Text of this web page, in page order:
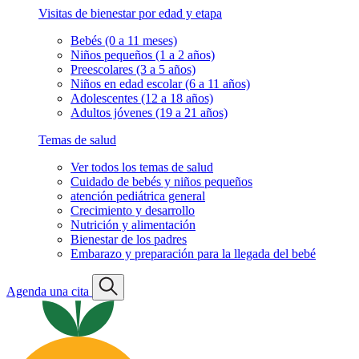
Visitas de bienestar por edad y etapa
Bebés (0 a 11 meses)
Niños pequeños (1 a 2 años)
Preescolares (3 a 5 años)
Niños en edad escolar (6 a 11 años)
Adolescentes (12 a 18 años)
Adultos jóvenes (19 a 21 años)
Temas de salud
Ver todos los temas de salud
Cuidado de bebés y niños pequeños
atención pediátrica general
Crecimiento y desarrollo
Nutrición y alimentación
Bienestar de los padres
Embarazo y preparación para la llegada del bebé
Agenda una cita